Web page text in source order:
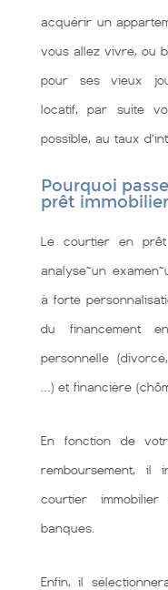
acquérir un
vous allez vivre, ou
pour ses vieux
locatif, par suite
possible, au taux
Pourquoi
prêt
Le courtier en prêt
analyse~un
à forte
du financement
personnelle
…) et financière
En fonction de
remboursement, il
courtier
banques.
Enfin, il